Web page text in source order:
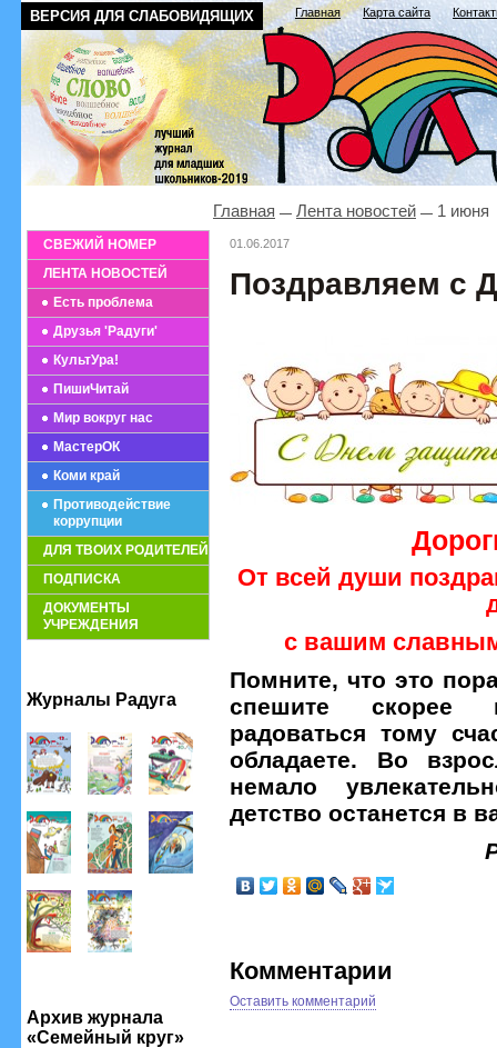
ВЕРСИЯ ДЛЯ СЛАБОВИДЯЩИХ Главная Карта сайта
СВЕЖИЙ НОМЕР
ЛЕНТА НОВОСТЕЙ
Есть проблема
Друзья 'Радуги'
КультУра!
ПишиЧитай
Мир вокруг нас
МастерОК
Коми край
Противодействие
коррупции
ДЛЯ ТВОИХ РОДИТЕЛЕЙ
ПОДПИСКА
ДОКУМЕНТЫ
УЧРЕЖДЕНИЯ
Журналы Радуга
Архив журнала
«Семейный круг»
Главная Лента новостей 1 июня
01.06.2017
Поздравляем с
От всей души
с вашим
Помните, что это
спешите скорее
радоваться тому
обладаете. Во
немало
детство останется в
Комментарии
Оставить комментарий